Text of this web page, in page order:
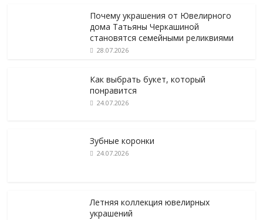
Почему украшения от Ювелирного
дома Татьяны Черкашиной
становятся семейными реликвиями
28.07.2026
Как выбрать букет, который
понравится
24.07.2026
Зубные коронки
24.07.2026
Летняя коллекция ювелирных
украшений